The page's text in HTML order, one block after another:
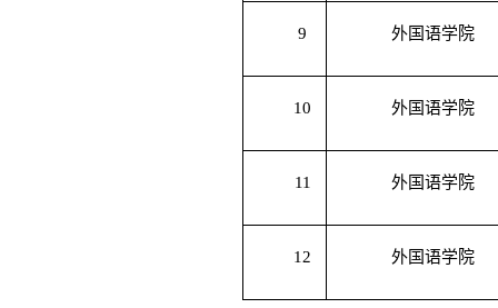
9 外国语学院
10 外国语学院
11 外国语学院
12 外国语学院